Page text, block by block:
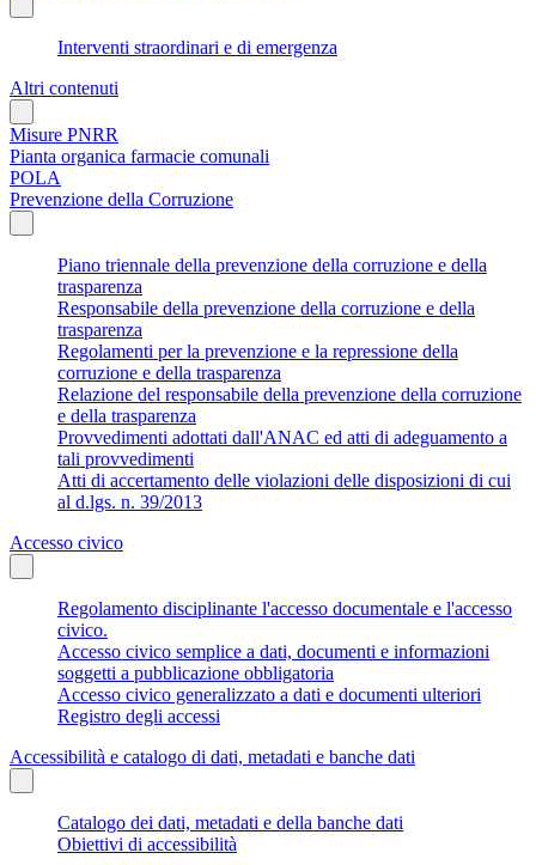
Interventi straordinari e di emergenza
Altri contenuti
Misure PNRR
Pianta organica farmacie comunali
POLA
Prevenzione della Corruzione
Piano triennale della prevenzione della corruzione e della
trasparenza
Responsabile della prevenzione della corruzione e della
trasparenza
Regolamenti per la prevenzione e la repressione della
corruzione e della trasparenza
Relazione del responsabile della prevenzione della corruzione
e della trasparenza
Provvedimenti adottati dall'ANAC ed atti di adeguamento a
tali provvedimenti
Atti di accertamento delle violazioni delle disposizioni di cui
al d.lgs. n. 39/2013
Accesso civico
Regolamento disciplinante l'accesso documentale e l'accesso
civico.
Accesso civico semplice a dati, documenti e informazioni
soggetti a pubblicazione obbligatoria
Accesso civico generalizzato a dati e documenti ulteriori
Registro degli accessi
Accessibilità e catalogo di dati, metadati e banche dati
Catalogo dei dati, metadati e della banche dati
Obiettivi di accessibilità